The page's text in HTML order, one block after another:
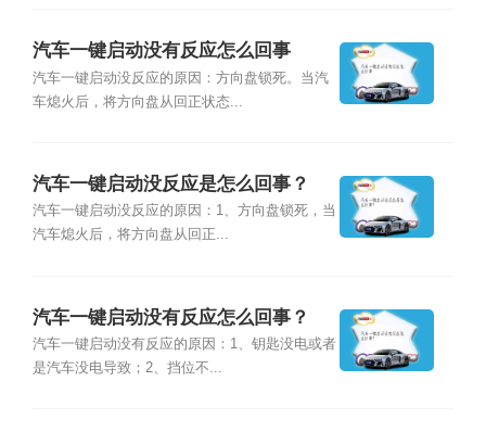
汽车一键启动没有反应怎么回事
汽车一键启动没反应的原因：方向盘锁死。当汽
车熄火后，将方向盘从回正状态...
汽车一键启动没反应是怎么回事？
汽车一键启动没反应的原因：1、方向盘锁死，当
汽车熄火后，将方向盘从回正...
汽车一键启动没有反应怎么回事？
汽车一键启动没有反应的原因：1、钥匙没电或者
是汽车没电导致；2、挡位不...